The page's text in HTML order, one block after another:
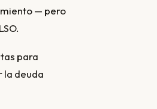
— pero
para
la deuda